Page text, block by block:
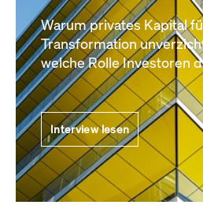
Warum privates Kapital
Transformation
welche Rolle Investoren
Interview lesen